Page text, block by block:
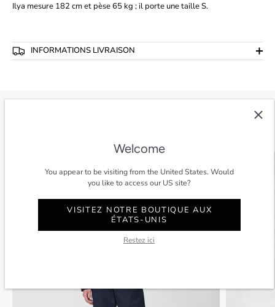
Ilya mesure 182 cm et pèse 65 kg ; il porte une taille S.
INFORMATIONS LIVRAISON
Welcome
You appear to be visiting from the United States. Would
you like to access our US site?
VISITEZ NOTRE BOUTIQUE AUX
ÉTATS-UNIS
Restez ici